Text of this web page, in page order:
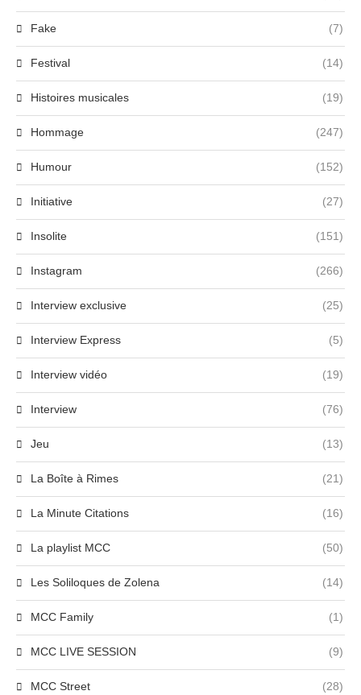
Fake (7)
Festival (14)
Histoires musicales (19)
Hommage (247)
Humour (152)
Initiative (27)
Insolite (151)
Instagram (266)
Interview exclusive (25)
Interview Express (5)
Interview vidéo (19)
Interview (76)
Jeu (13)
La Boîte à Rimes (21)
La Minute Citations (16)
La playlist MCC (50)
Les Soliloques de Zolena (14)
MCC Family (1)
MCC LIVE SESSION (9)
MCC Street (28)